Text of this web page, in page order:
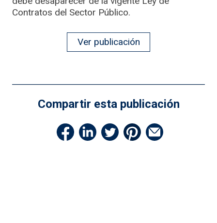
Contratos del Sector Público.
Ver publicación
Compartir esta publicación